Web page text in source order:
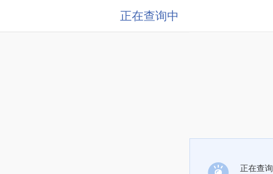
正在查询中
正在查